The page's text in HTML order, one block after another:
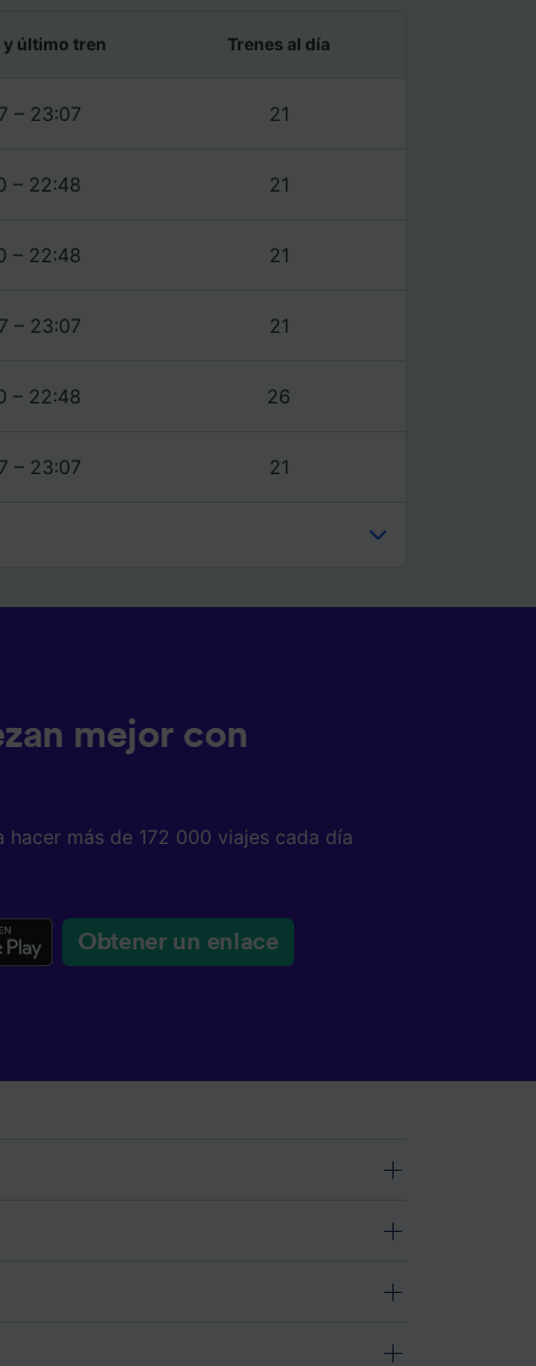
último tren Trenes al día
– 23:07 21
– 22:48 21
– 22:48 21
– 23:07 21
– 22:48 26
– 23:07 21
mejor con
más de 172 000 viajes cada día
Obtener un enlace